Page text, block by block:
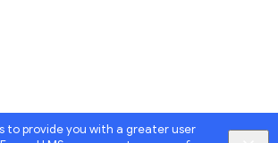
to provide you with a greater user